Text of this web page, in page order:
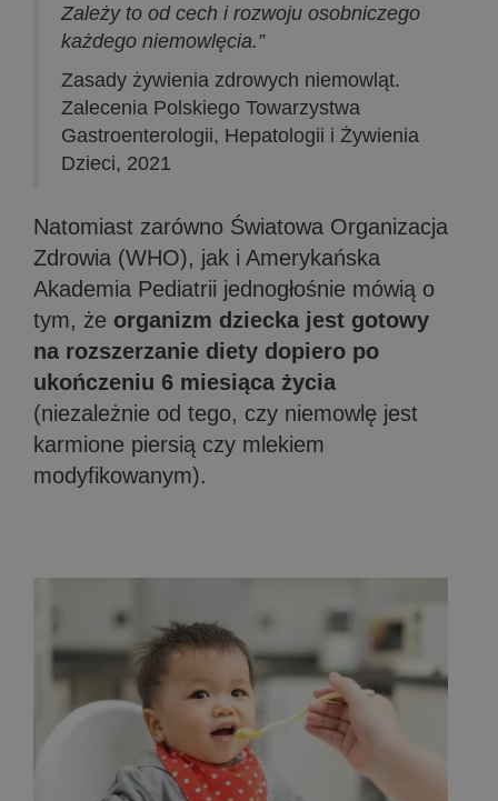
Zależy to od cech i rozwoju osobniczego
każdego niemowlęcia.”
Zasady żywienia zdrowych niemowląt.
Zalecenia Polskiego Towarzystwa
Gastroenterologii, Hepatologii i Żywienia
Dzieci, 2021
Natomiast zarówno Światowa Organizacja
Zdrowia (WHO), jak i Amerykańska
Akademia Pediatrii jednogłośnie mówią o
tym, że organizm dziecka jest gotowy
na rozszerzanie diety dopiero po
ukończeniu 6 miesiąca życia
(niezależnie od tego, czy niemowlę jest
karmione piersią czy mlekiem
modyfikowanym).